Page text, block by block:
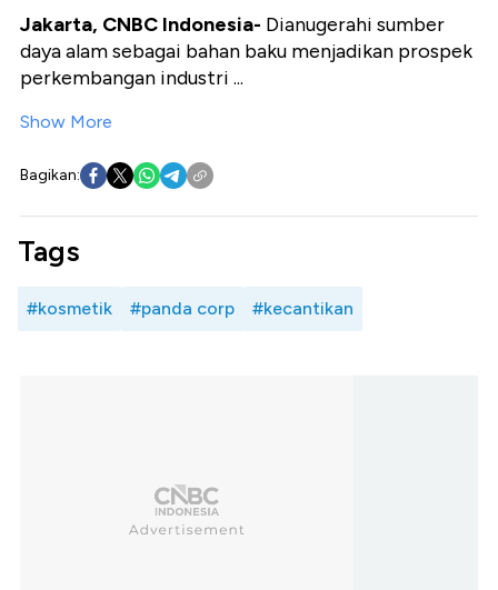
Jakarta, CNBC Indonesia- Dianugerahi sumber
daya alam sebagai bahan baku menjadikan prospek
perkembangan industri ...
Show More
Bagikan:
Tags
#kosmetik #panda corp #kecantikan